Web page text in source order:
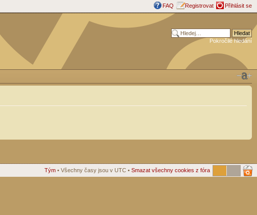
FAQ Registrovat Přihlásit se
Pokročilé hledání
Tým • Všechny časy jsou v UTC • Smazat všechny cookies z fóra